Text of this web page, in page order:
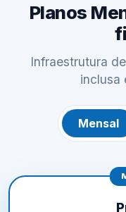
Planos
Infraestrutura
inclusa
Mensal